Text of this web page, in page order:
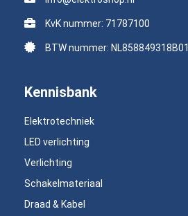
KvK nummer: 71787100
BTW nummer: NL858849318B01
Kennisbank
Elektrotechniek
LED verlichting
Verlichting
Schakelmateriaal
Draad & Kabel